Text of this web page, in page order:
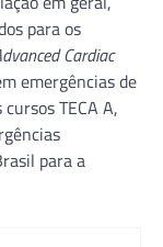
para os
Cardiac
emergências de
TECA A,
para a